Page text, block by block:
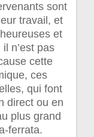
sont
travail, et
et
n’est pas
cette
ces
qui font
direct ou en
plus grand
ferrata.